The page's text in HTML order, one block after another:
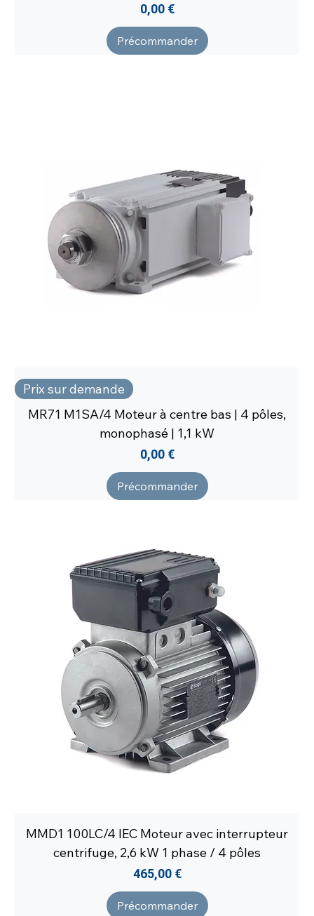
Prix
0,00 €
Précommander
Prix sur demande
MR71 M1SA/4 Moteur à centre bas | 4 pôles,
monophasé | 1,1 kW
Prix
0,00 €
Précommander
MMD1 100LC/4 IEC Moteur avec interrupteur
centrifuge, 2,6 kW 1 phase / 4 pôles
Prix
465,00 €
Précommander